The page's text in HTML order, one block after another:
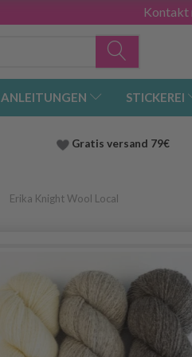
Kontakt
ANLEITUNGEN STICKEREI
Gratis versand 79€
Erika Knight Wool Local